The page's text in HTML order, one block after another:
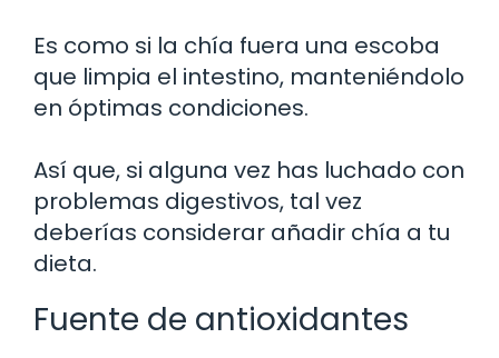
Es como si la chía fuera una escoba
que limpia el intestino, manteniéndolo
en óptimas condiciones.
Así que, si alguna vez has luchado con
problemas digestivos, tal vez
deberías considerar añadir chía a tu
dieta.
Fuente de antioxidantes